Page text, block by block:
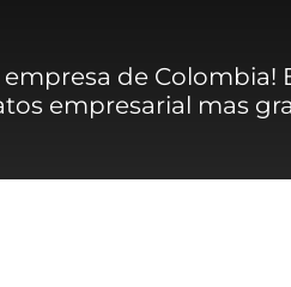
de Colombia!
empresarial mas